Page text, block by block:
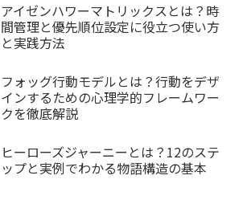
アイゼンハワーマトリックスとは？時
間管理と優先順位設定に役立つ使い方
と実践方法
フォッグ行動モデルとは？行動をデザ
インするための心理学的フレームワー
クを徹底解説
ヒーローズジャーニーとは？12のステ
ップと実例でわかる物語構造の基本